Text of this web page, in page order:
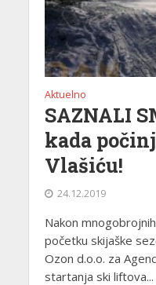
Aktuelno
SAZNALI
kada
Vlašiću!
24.12.2019
Nakon
početku skijaške
Ozon d.o.o. za
startanja ski liftova...